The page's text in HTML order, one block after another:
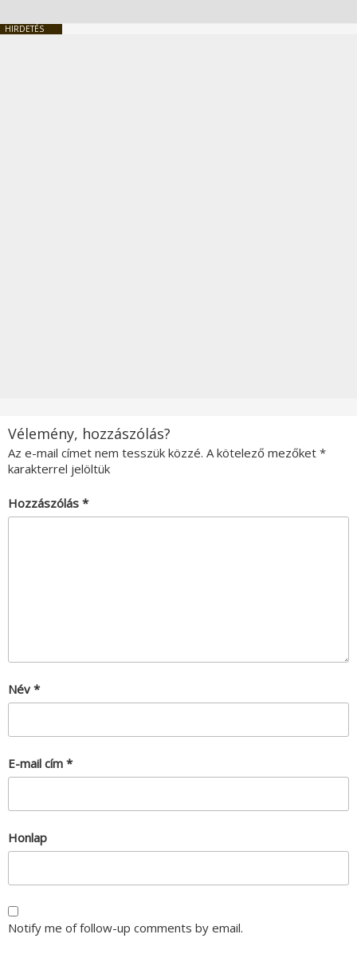
HIRDETÉS
Vélemény, hozzászólás?
Az e-mail címet nem tesszük közzé. A kötelező mezőket *
karakterrel jelöltük
Hozzászólás *
Név *
E-mail cím *
Honlap
Notify me of follow-up comments by email.